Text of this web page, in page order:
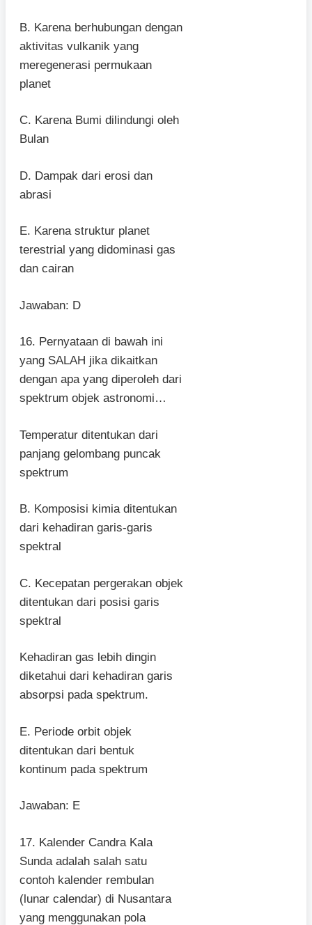
B. Karena berhubungan dengan
aktivitas vulkanik yang
meregenerasi permukaan
planet
C. Karena Bumi dilindungi oleh
Bulan
D. Dampak dari erosi dan
abrasi
E. Karena struktur planet
terestrial yang didominasi gas
dan cairan
Jawaban: D
16. Pernyataan di bawah ini
yang SALAH jika dikaitkan
dengan apa yang diperoleh dari
spektrum objek astronomi…
Temperatur ditentukan dari
panjang gelombang puncak
spektrum
B. Komposisi kimia ditentukan
dari kehadiran garis-garis
spektral
C. Kecepatan pergerakan objek
ditentukan dari posisi garis
spektral
Kehadiran gas lebih dingin
diketahui dari kehadiran garis
absorpsi pada spektrum.
E. Periode orbit objek
ditentukan dari bentuk
kontinum pada spektrum
Jawaban: E
17. Kalender Candra Kala
Sunda adalah salah satu
contoh kalender rembulan
(lunar calendar) di Nusantara
yang menggunakan pola